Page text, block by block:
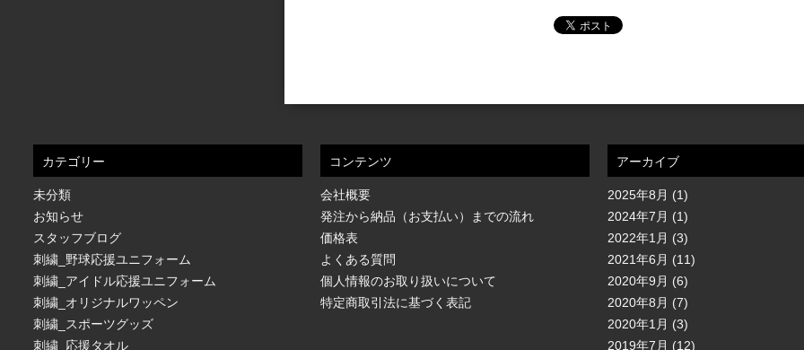
カテゴリー
未分類
お知らせ
スタッフブログ
刺繍_野球応援ユニフォーム
刺繍_アイドル応援ユニフォーム
刺繍_オリジナルワッペン
刺繍_スポーツグッズ
刺繍_応援タオル
コンテンツ
会社概要
発注から納品（お支払い）までの流れ
価格表
よくある質問
個人情報のお取り扱いについて
特定商取引法に基づく表記
アーカイブ
2025年8月 (1)
2024年7月 (1)
2022年1月 (3)
2021年6月 (11)
2020年9月 (6)
2020年8月 (7)
2020年1月 (3)
2019年7月 (12)